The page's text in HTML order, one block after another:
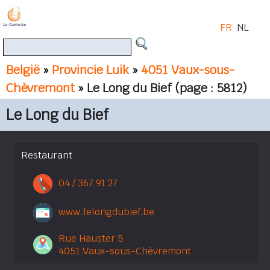
België » Provincie Luik» 4051 Vaux-sous-
Chèvremont » Le Long du Bief (page : 5812)
FR NL
Le Long du Bief
Restaurant
04 / 367 91 27
www.lelongdubief.be
Rue Hauster 5
4051 Vaux-sous-Chèvremont